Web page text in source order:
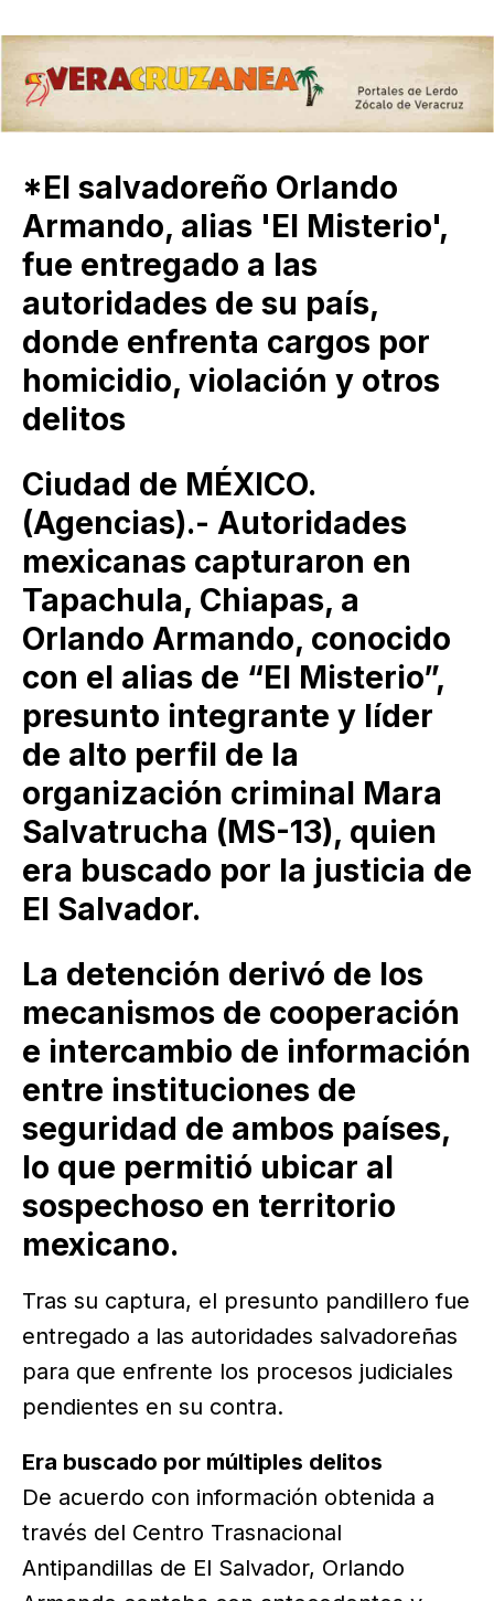
*El salvadoreño Orlando
Armando, alias 'El Misterio',
fue entregado a las
autoridades de su país,
donde enfrenta cargos por
homicidio, violación y otros
delitos
Ciudad de MÉXICO.
(Agencias).- Autoridades
mexicanas capturaron en
Tapachula, Chiapas, a
Orlando Armando, conocido
con el alias de “El Misterio”,
presunto integrante y líder
de alto perfil de la
organización criminal Mara
Salvatrucha (MS-13), quien
era buscado por la justicia de
El Salvador.
La detención derivó de los
mecanismos de cooperación
e intercambio de información
entre instituciones de
seguridad de ambos países,
lo que permitió ubicar al
sospechoso en territorio
mexicano.
Tras su captura, el presunto pandillero fue
entregado a las autoridades salvadoreñas
para que enfrente los procesos judiciales
pendientes en su contra.
Era buscado por múltiples delitos
De acuerdo con información obtenida a
través del Centro Trasnacional
Antipandillas de El Salvador, Orlando